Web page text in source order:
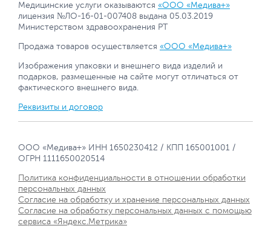
Медицинские услуги оказываются «ООО «Медива+»
лицензия №ЛО-16-01-007408 выдана 05.03.2019
Министерством здравоохранения РТ
Продажа товаров осуществляется «ООО «Медива+»
Изображения упаковки и внешнего вида изделий и
подарков, размещенные на сайте могут отличаться от
фактического внешнего вида.
Реквизиты и договор
ООО «Медива+» ИНН 1650230412 / КПП 165001001 /
ОГРН 1111650020514
Политика конфиденциальности в отношении обработки
персональных данных
Согласие на обработку и хранение персональных данных
Согласие на обработку персональных данных с помощью
сервиса «Яндекс.Метрика»